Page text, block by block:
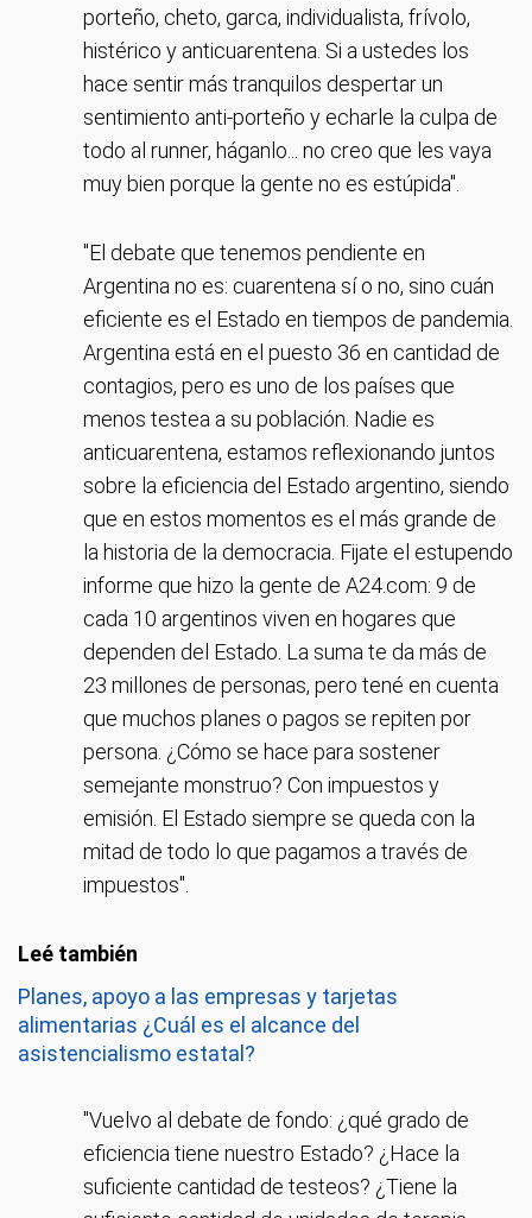
porteño, cheto, garca, individualista, frívolo,
histérico y anticuarentena. Si a ustedes los
hace sentir más tranquilos despertar un
sentimiento anti-porteño y echarle la culpa de
todo al runner, háganlo... no creo que les vaya
muy bien porque la gente no es estúpida".
"El debate que tenemos pendiente en
Argentina no es: cuarentena sí o no, sino cuán
eficiente es el Estado en tiempos de pandemia.
Argentina está en el puesto 36 en cantidad de
contagios, pero es uno de los países que
menos testea a su población. Nadie es
anticuarentena, estamos reflexionando juntos
sobre la eficiencia del Estado argentino, siendo
que en estos momentos es el más grande de
la historia de la democracia. Fijate el estupendo
informe que hizo la gente de A24.com: 9 de
cada 10 argentinos viven en hogares que
dependen del Estado. La suma te da más de
23 millones de personas, pero tené en cuenta
que muchos planes o pagos se repiten por
persona. ¿Cómo se hace para sostener
semejante monstruo? Con impuestos y
emisión. El Estado siempre se queda con la
mitad de todo lo que pagamos a través de
impuestos".
Planes, apoyo a las empresas y tarjetas
alimentarias ¿Cuál es el alcance del
asistencialismo estatal?
"Vuelvo al debate de fondo: ¿qué grado de
eficiencia tiene nuestro Estado? ¿Hace la
suficiente cantidad de testeos? ¿Tiene la